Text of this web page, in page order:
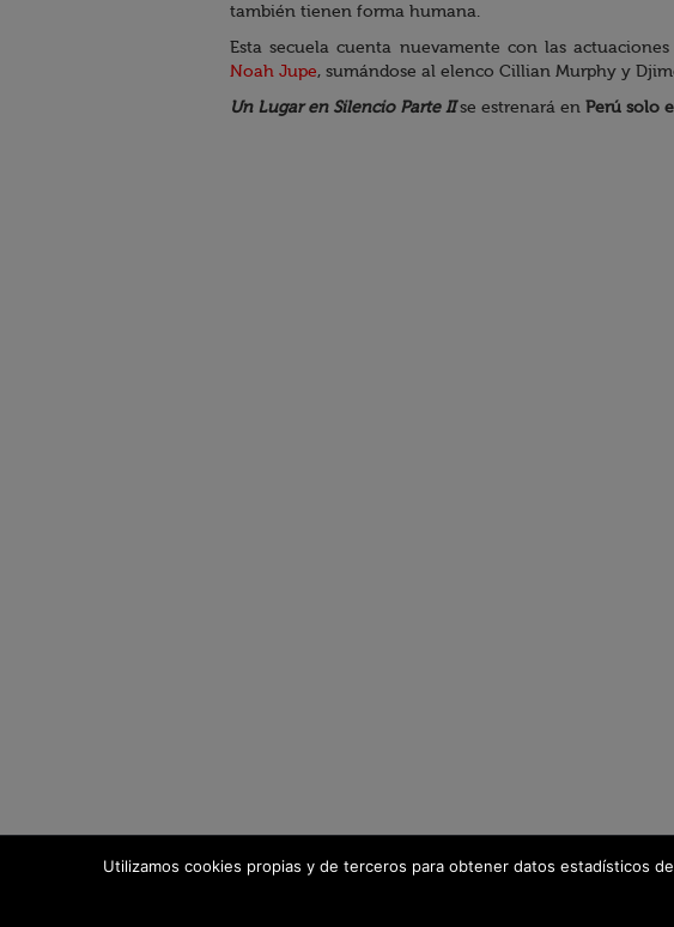
también tienen forma humana.
Esta secuela cuenta nuevamente con las
Noah Jupe, sumándose al elenco Cillian Murphy y
Un Lugar en Silencio Parte II se estrenará en Perú solo
©
Utilizamos cookies propias y de terceros para obtener datos estadísticos